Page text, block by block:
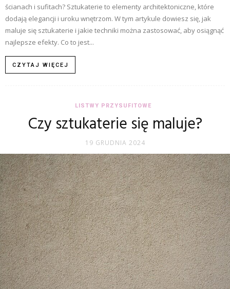
ścianach i sufitach? Sztukaterie to elementy architektoniczne, które
dodają elegancji i uroku wnętrzom. W tym artykule dowiesz się, jak
maluje się sztukaterie i jakie techniki można zastosować, aby osiągnąć
najlepsze efekty. Co to jest...
CZYTAJ WIĘCEJ
LISTWY PRZYSUFITOWE
Czy sztukaterie się maluje?
19 GRUDNIA 2024